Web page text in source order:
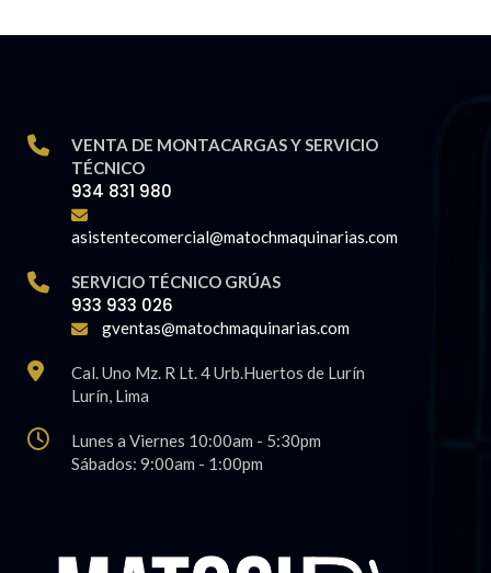
VENTA DE MONTACARGAS Y SERVICIO
TÉCNICO
934 831 980
asistentecomercial@matochmaquinarias.com
SERVICIO TÉCNICO GRÚAS
933 933 026
gventas@matochmaquinarias.com
Cal. Uno Mz. R Lt. 4 Urb.Huertos de Lurín
Lurí­n, Lima
Lunes a Viernes 10:00am - 5:30pm
Sábados: 9:00am - 1:00pm